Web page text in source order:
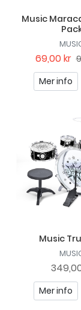
Music
69,00 kr
Mer info
Music
Mer info